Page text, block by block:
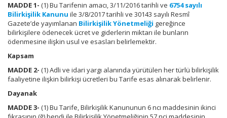
MADDE 1- (1) Bu Tarifenin amacı, 3/11/2016 tarihli ve 6754 sayılı
Bilirkişilik Kanunu ile 3/8/2017 tarihli ve 30143 sayılı Resmî
Gazete’de yayımlanan Bilirkişilik Yönetmeliği gereğince
bilirkişilere ödenecek ücret ve giderlerin miktarı ile bunların
ödenmesine ilişkin usul ve esasları belirlemektir.
Kapsam
MADDE 2- (1) Adli ve idari yargı alanında yürütülen her türlü bilirkişilik
faaliyetine ilişkin bilirkişi ücretleri bu Tarife esas alınarak belirlenir.
Dayanak
MADDE 3- (1) Bu Tarife, Bilirkişilik Kanununun 6 ncı maddesinin ikinci